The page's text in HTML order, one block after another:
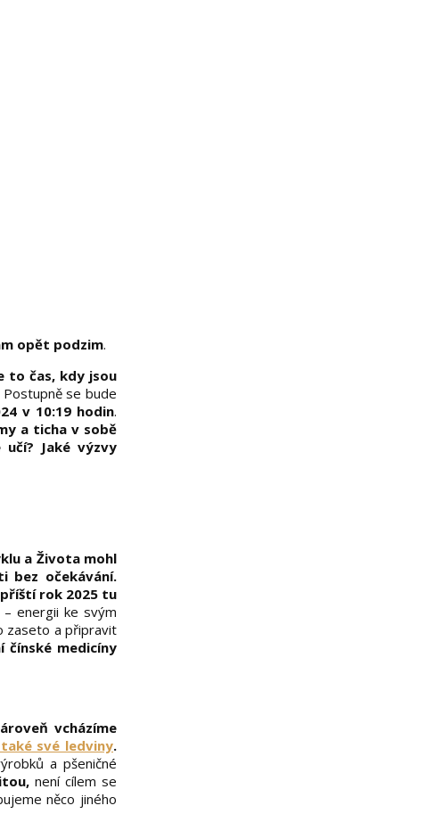
opět podzim.
to čas, kdy jsou
Postupně se bude
v 10:19 hodin.
a ticha v sobě
Jaké výzvy
a Života mohl
bez očekávání.
rok 2025 tu
energii ke svým
zaseto a připravit
čínské medicíny
vcházíme
své ledviny.
a pšeničné
není cílem se
něco jiného